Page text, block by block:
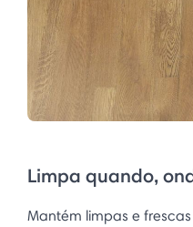
Limpa quando,
Mantém limpas e